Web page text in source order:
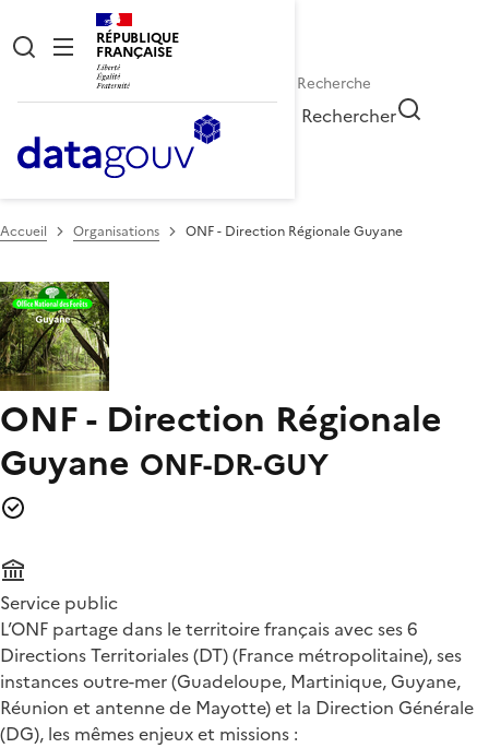
RÉPUBLIQUE
FRANÇAISE
Rechercher
Accueil Organisations ONF - Direction Régionale Guyane
ONF - Direction Régionale
Guyane ONF-DR-GUY
Service public
L’ONF partage dans le territoire français avec ses 6
Directions Territoriales (DT) (France métropolitaine), ses
instances outre-mer (Guadeloupe, Martinique, Guyane,
Réunion et antenne de Mayotte) et la Direction Générale
(DG), les mêmes enjeux et missions :